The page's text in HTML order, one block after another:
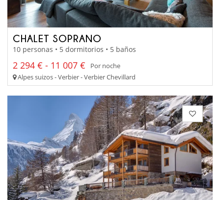
CHALET SOPRANO
10 personas • 5 dormitorios • 5 baños
2 294 € - 11 007 €
Por noche
Alpes suizos - Verbier - Verbier Chevillard